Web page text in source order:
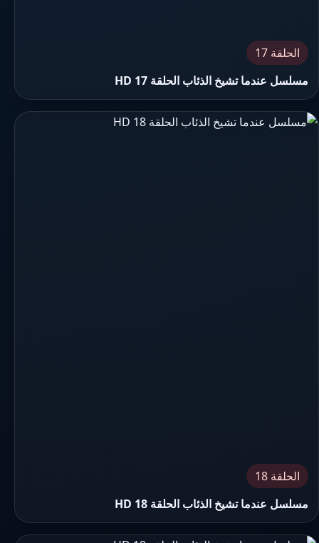
الحلقة 17
مسلسل عندما تشيخ الذئاب الحلقة 17 HD
الحلقة 18
مسلسل عندما تشيخ الذئاب الحلقة 18 HD